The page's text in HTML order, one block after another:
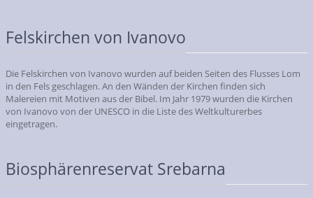
Felskirchen von Ivanovo
Die Felskirchen von Ivanovo wurden auf beiden Seiten des Flusses Lom
in den Fels geschlagen. An den Wänden der Kirchen finden sich
Malereien mit Motiven aus der Bibel. Im Jahr 1979 wurden die Kirchen
von Ivanovo von der UNESCO in die Liste des Weltkulturerbes
eingetragen.
Biosphärenreservat Srebarna